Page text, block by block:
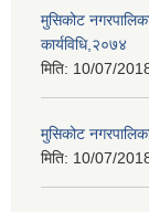
मुसिकोट
कार्यविधि,२०७४
मिति: 10/07/
मुसिकोट
मिति: 10/07/